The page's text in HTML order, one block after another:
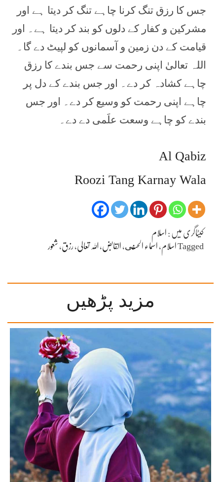
جس کا رزق تنگ کرنا چاہے تنگ کر دیتا ہے اور
مشرکین و کفار کے دلوں کو بند کر دیتا ہے۔ اور
قیامت کے دن زمین و آسمانوں کو لپیٹ دے گا۔
اللہ تعالیٰ اپنی رحمت سے جس بندے کا رزق
چاہے کشادہ کر دے۔ اور جس بندے کے دل پر
چاہے اپنی رحمت کو وسیع کر دے۔ اور جس
بندے کو چاہے وسعت علَمی دے دے۔
Al Qabiz
Roozi Tang Karnay Wala
کیٹاگری میں : اسلام
Taggedاسلام، اسماء الحسنى، القابض، اللہ تعالی، رزق، شعور
مزید پڑھیں